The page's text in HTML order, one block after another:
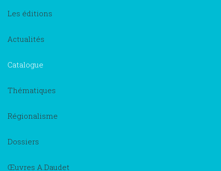
Les éditions
Actualités
Catalogue
Thématiques
Régionalisme
Dossiers
Œuvres A.Daudet